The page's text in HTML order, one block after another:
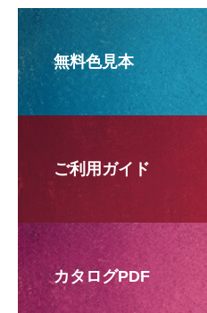
無料色見本
ご利用ガイド
カタログPDF